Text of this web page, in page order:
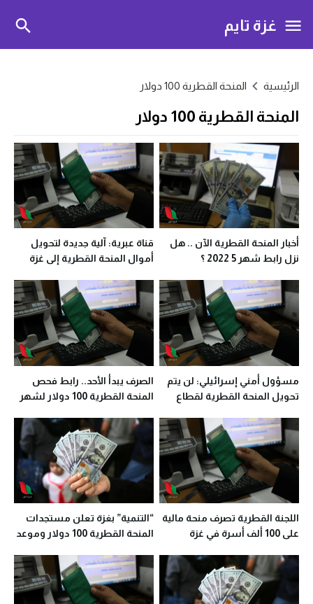
غزة تايم
الرئيسية المنحة القطرية 100 دولار
المنحة القطرية 100 دولار
أخبار المنحة القطرية الآن .. هل
نزل رابط شهر 5 2022 ؟
قناة عبرية: آلية جديدة لتحويل
أموال المنحة القطرية إلى غزة
مسؤول أمني إسرائيلي: لن يتم
تحويل المنحة القطرية لقطاع
الصرف يبدأ الأحد.. رابط فحص
المنحة القطرية 100 دولار لشهر
اللجنة القطرية تصرف منحة مالية
على 100 ألف أسرة في غزة
“التنمية” بغزة تعلن مستجدات
المنحة القطرية 100 دولار وموعد